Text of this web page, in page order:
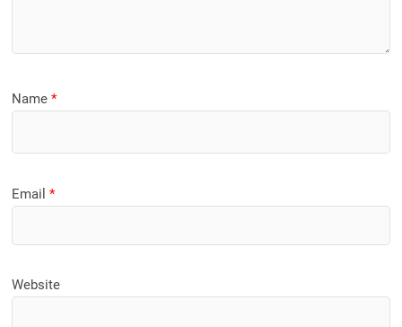
Name*
Email*
Website